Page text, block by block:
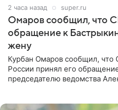
2 часа назад super.ru
Омаров сообщил, что
обращение к
жену
Курбан Омаров сообщил, что
России принял его
председателю ведомства